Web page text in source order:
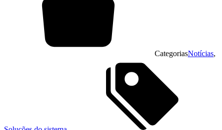
CategoriasNotícias,